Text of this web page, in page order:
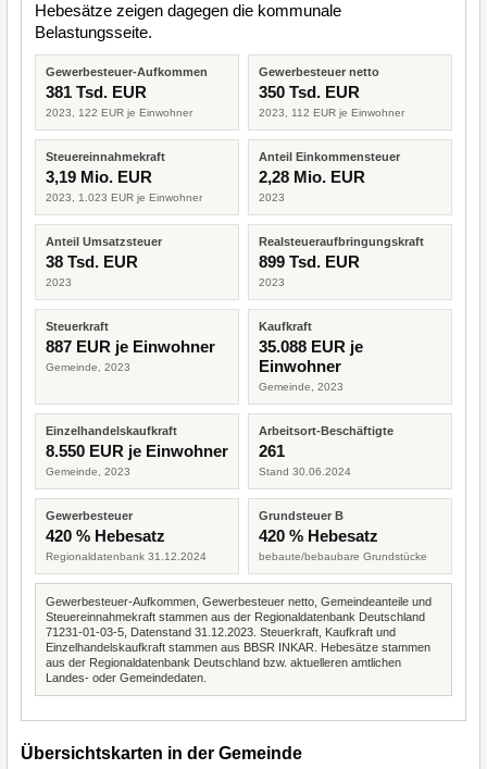
Hebesätze zeigen dagegen die kommunale
Belastungsseite.
Gewerbesteuer-Aufkommen
381 Tsd. EUR
2023, 122 EUR je Einwohner
Gewerbesteuer netto
350 Tsd. EUR
2023, 112 EUR je Einwohner
Steuereinnahmekraft
3,19 Mio. EUR
2023, 1.023 EUR je Einwohner
Anteil Einkommensteuer
2,28 Mio. EUR
2023
Anteil Umsatzsteuer
38 Tsd. EUR
2023
Realsteueraufbringungskraft
899 Tsd. EUR
2023
Steuerkraft
887 EUR je Einwohner
Gemeinde, 2023
Kaufkraft
35.088 EUR je
Einwohner
Gemeinde, 2023
Einzelhandelskaufkraft
8.550 EUR je Einwohner
Gemeinde, 2023
Arbeitsort-Beschäftigte
261
Stand 30.06.2024
Gewerbesteuer
420 % Hebesatz
Regionaldatenbank 31.12.2024
Grundsteuer B
420 % Hebesatz
bebaute/bebaubare Grundstücke
Gewerbesteuer-Aufkommen, Gewerbesteuer netto, Gemeindeanteile und
Steuereinnahmekraft stammen aus der Regionaldatenbank Deutschland
71231-01-03-5, Datenstand 31.12.2023. Steuerkraft, Kaufkraft und
Einzelhandelskaufkraft stammen aus BBSR INKAR. Hebesätze stammen
aus der Regionaldatenbank Deutschland bzw. aktuelleren amtlichen
Landes- oder Gemeindedaten.
Übersichtskarten in der Gemeinde